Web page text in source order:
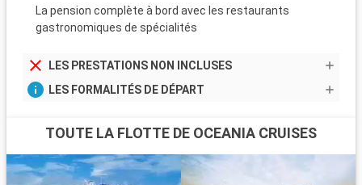
La pension complète à bord avec les restaurants
gastronomiques de spécialités
LES PRESTATIONS NON INCLUSES
LES FORMALITÉS DE DÉPART
TOUTE LA FLOTTE DE OCEANIA CRUISES